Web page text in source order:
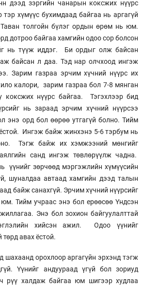
дээд зэргийн чанарын коксжих нүүрс
тэр хүмүүс бухимдаад байгаа нь аргагүй
толгойн бүлэг ордын өрөм нь юм.
дотроо байгаа хамгийн одоо сор болсон
нь түүж иддэг. Би ордыг олж байсан
байсан л даа. Тэд нар олчхоод ингэж
Зарим газраа эрчим хүчний нүүрс их
калори, зарим газраа бол 7-8 мянган
коксжих нүүрс байгаа. Тэгэхлээр бид
нь зараад эрчим хүчний нүүрсээ
энэ орд бол өөрөө утгагүй болно. Тийм
Ингэж байж жинхэнэ 5-6 тэрбум нь
Тэгж байж их хэмжээний мөнгийг
санд ингэж төвлөрүүлж чадна.
үүнийг зөрчөөд мэргэжлийн хүмүүсийн
шуналдаа автаад хамгийн дээд талын
байж санахгүй. Эрчим хүчний нүүрсийг
Тийм учраас энэ бол ерөөсөө Үндсэн
Энэ бол зохион байгуулалттай
хийсэн ажил. Одоо үүнийг
төрд авах ёстой.
шахаанд орохлоор аргагүйн эрхэнд тэгж
Үүнийг андуураад үгүй бол зориуд
рүү халдаж байгаа юм шигээр худлаа